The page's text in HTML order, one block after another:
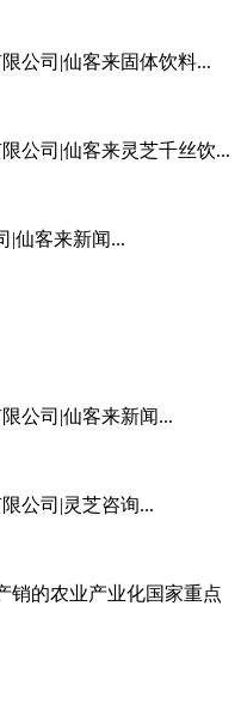
公司|仙客来固体饮料...
公司|仙客来灵芝千丝饮...
|仙客来新闻...
公司|仙客来新闻...
公司|灵芝咨询...
销的农业产业化国家重点